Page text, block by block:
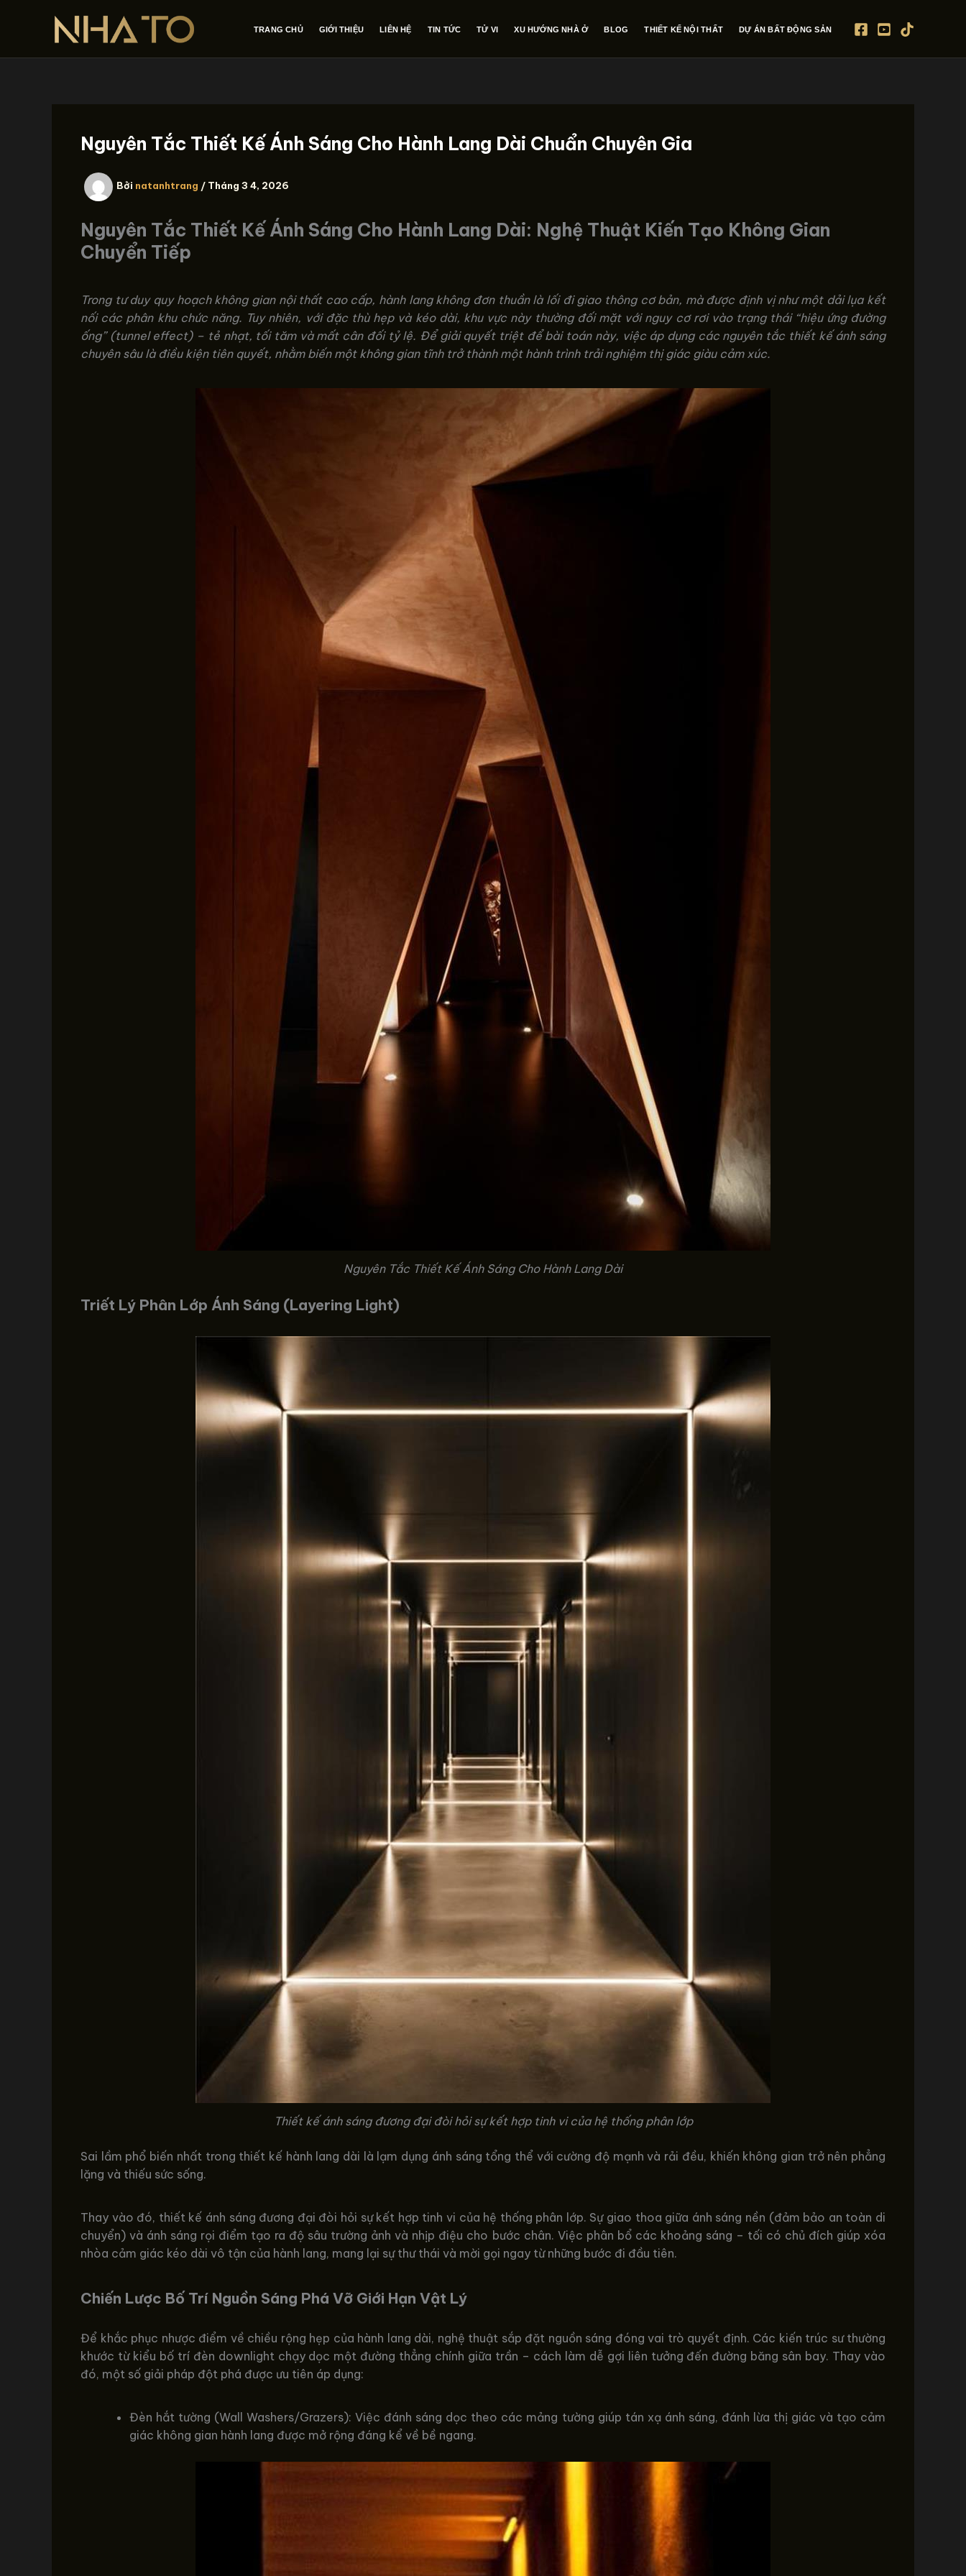
dung
TRANG CHỦ GIỚI THIỆU LIÊN HỆ TIN TỨC TỬ VI XU HƯỚNG NHÀ Ở BLOG THIẾT KẾ NỘI THẤT DỰ ÁN BẤT ĐỘNG SẢN
Nguyên Tắc Thiết Kế Ánh Sáng Cho Hành Lang Dài Chuẩn Chuyên Gia
Bởi natanhtrang / Tháng 3 4, 2026
Nguyên Tắc Thiết Kế Ánh Sáng Cho Hành Lang Dài: Nghệ Thuật Kiến Tạo Không Gian
Chuyển Tiếp
Trong tư duy quy hoạch không gian nội thất cao cấp, hành lang không đơn thuần là lối đi giao thông cơ bản, mà được định vị như một dải lụa kết
nối các phân khu chức năng. Tuy nhiên, với đặc thù hẹp và kéo dài, khu vực này thường đối mặt với nguy cơ rơi vào trạng thái “hiệu ứng đường
ống” (tunnel effect) – tẻ nhạt, tối tăm và mất cân đối tỷ lệ. Để giải quyết triệt để bài toán này, việc áp dụng các nguyên tắc thiết kế ánh sáng
chuyên sâu là điều kiện tiên quyết, nhằm biến một không gian tĩnh trở thành một hành trình trải nghiệm thị giác giàu cảm xúc.
Nguyên Tắc Thiết Kế Ánh Sáng Cho Hành Lang Dài
Triết Lý Phân Lớp Ánh Sáng (Layering Light)
Thiết kế ánh sáng đương đại đòi hỏi sự kết hợp tinh vi của hệ thống phân lớp
Sai lầm phổ biến nhất trong thiết kế hành lang dài là lạm dụng ánh sáng tổng thể với cường độ mạnh và rải đều, khiến không gian trở nên phẳng
lặng và thiếu sức sống.
Thay vào đó, thiết kế ánh sáng đương đại đòi hỏi sự kết hợp tinh vi của hệ thống phân lớp. Sự giao thoa giữa ánh sáng nền (đảm bảo an toàn di
chuyển) và ánh sáng rọi điểm tạo ra độ sâu trường ảnh và nhịp điệu cho bước chân. Việc phân bổ các khoảng sáng – tối có chủ đích giúp xóa
nhòa cảm giác kéo dài vô tận của hành lang, mang lại sự thư thái và mời gọi ngay từ những bước đi đầu tiên.
Chiến Lược Bố Trí Nguồn Sáng Phá Vỡ Giới Hạn Vật Lý
Để khắc phục nhược điểm về chiều rộng hẹp của hành lang dài, nghệ thuật sắp đặt nguồn sáng đóng vai trò quyết định. Các kiến trúc sư thường
khước từ kiểu bố trí đèn downlight chạy dọc một đường thẳng chính giữa trần – cách làm dễ gợi liên tưởng đến đường băng sân bay. Thay vào
đó, một số giải pháp đột phá được ưu tiên áp dụng:
Đèn hắt tường (Wall Washers/Grazers): Việc đánh sáng dọc theo các mảng tường giúp tán xạ ánh sáng, đánh lừa thị giác và tạo cảm
giác không gian hành lang được mở rộng đáng kể về bề ngang.